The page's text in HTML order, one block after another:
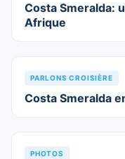
Costa Smeralda:
Afrique
PARLONS CROISIÈRE
Costa Smeralda
PHOTOS